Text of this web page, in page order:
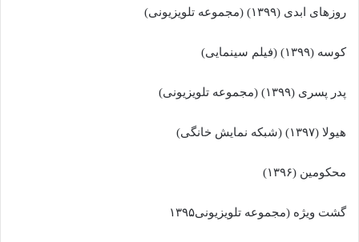
روزهای ابدی (۱۳۹۹) (مجموعه تلویزیونی)
کوسه (۱۳۹۹) (فیلم سینمایی)
پدر پسری (۱۳۹۹) (مجموعه تلویزیونی)
هیولا (۱۳۹۷) (شبکه نمایش خانگی)
محکومین (۱۳۹۶)
گشت ویژه (مجموعه تلویزیونی۱۳۹۵